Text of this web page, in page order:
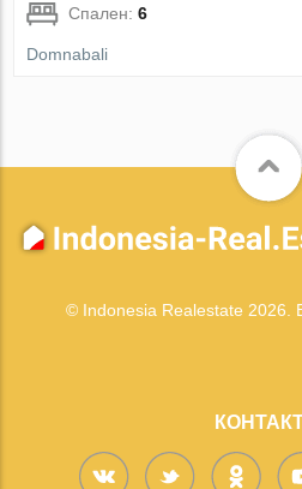
Спален:6
Domnabali
© Indonesia Realestate 2026.